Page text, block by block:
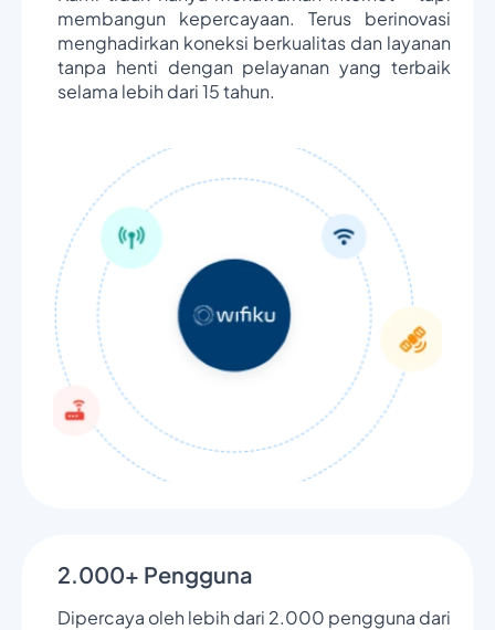
membangun kepercayaan. Terus berinovasi
menghadirkan koneksi berkualitas dan layanan
tanpa henti dengan pelayanan yang terbaik
selama lebih dari 15 tahun.
2.000+ Pengguna
Dipercaya oleh lebih dari 2.000 pengguna dari